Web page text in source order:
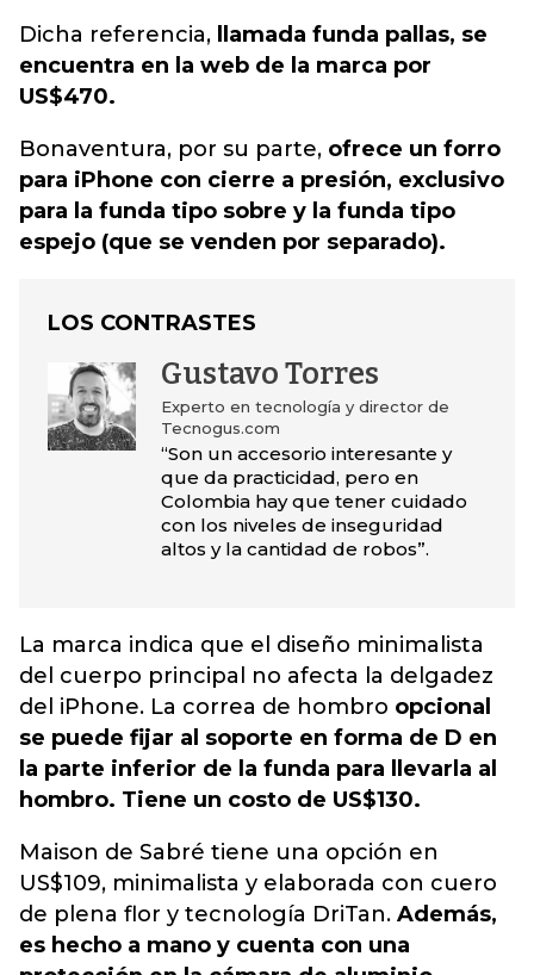
Dicha referencia, llamada funda pallas, se
encuentra en la web de la marca por
US$470.
Bonaventura, por su parte, ofrece un forro
para iPhone con cierre a presión, exclusivo
para la funda tipo sobre y la funda tipo
espejo (que se venden por separado).
LOS CONTRASTES
Gustavo Torres
Experto en tecnología y director de
Tecnogus.com
“Son un accesorio interesante y
que da practicidad, pero en
Colombia hay que tener cuidado
con los niveles de inseguridad
altos y la cantidad de robos”.
La marca indica que el diseño minimalista
del cuerpo principal no afecta la delgadez
del iPhone. La correa de hombro opcional
se puede fijar al soporte en forma de D en
la parte inferior de la funda para llevarla al
hombro. Tiene un costo de US$130.
Maison de Sabré tiene una opción en
US$109, minimalista y elaborada con cuero
de plena flor y tecnología DriTan. Además,
es hecho a mano y cuenta con una